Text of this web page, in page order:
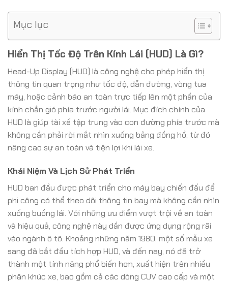
Mục lục
Hiển Thị Tốc Độ Trên Kính Lái (HUD) Là Gì?
Head-Up Display (HUD) là công nghệ cho phép hiển thị
thông tin quan trọng như tốc độ, dẫn đường, vòng tua
máy, hoặc cảnh báo an toàn trực tiếp lên một phần của
kính chắn gió phía trước người lái. Mục đích chính của
HUD là giúp tài xế tập trung vào con đường phía trước mà
không cần phải rời mắt nhìn xuống bảng đồng hồ, từ đó
nâng cao sự an toàn và tiện lợi khi lái xe.
Khái Niệm Và Lịch Sử Phát Triển
HUD ban đầu được phát triển cho máy bay chiến đấu để
phi công có thể theo dõi thông tin bay mà không cần nhìn
xuống buồng lái. Với những ưu điểm vượt trội về an toàn
và hiệu quả, công nghệ này dần được ứng dụng rộng rãi
vào ngành ô tô. Khoảng những năm 1980, một số mẫu xe
sang đã bắt đầu tích hợp HUD, và đến nay, nó đã trở
thành một tính năng phổ biến hơn, xuất hiện trên nhiều
phân khúc xe, bao gồm cả các dòng CUV cao cấp và một